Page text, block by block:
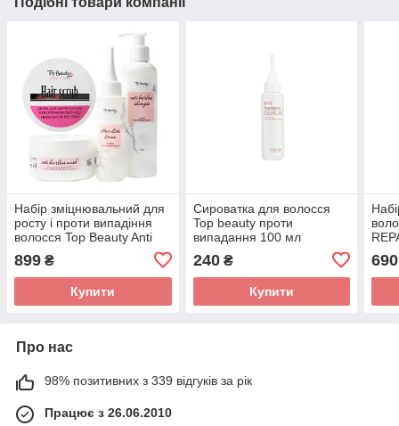
Набір зміцнювальний для
росту і проти випадіння
волосся Top Beauty Anti
шампунь 250 мл, маска
899 ₴
Купити
Сироватка для волосся
Top beauty проти
випадання 100 мл
240₴
Купити
690
Про нас
98% позитивних з 339 відгуків за рік
Працює з 26.06.2010